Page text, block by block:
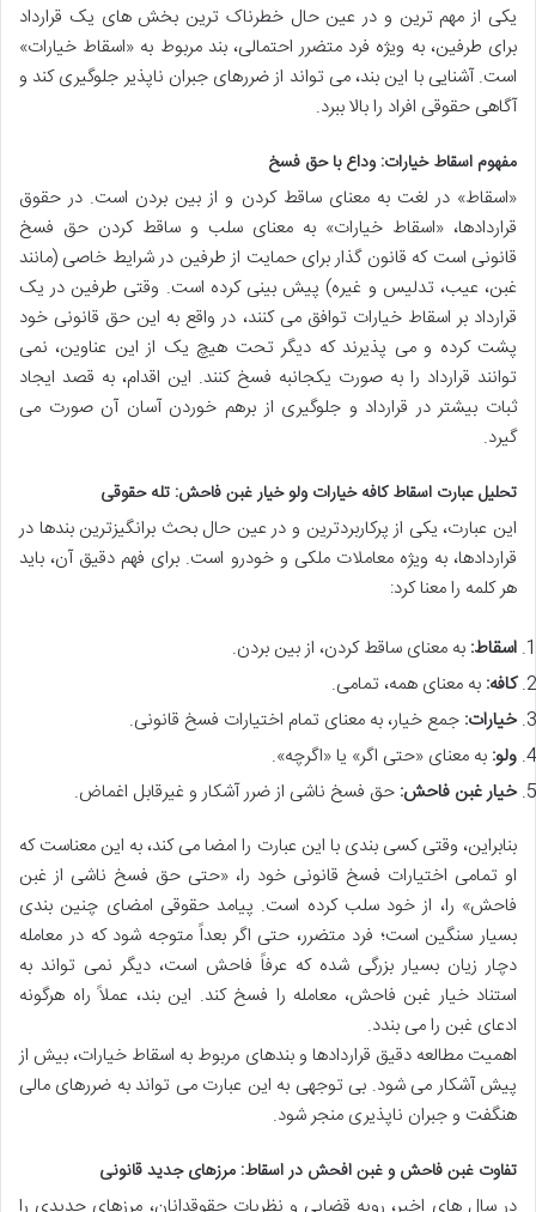
یکی از مهم ترین و در عین حال خطرناک ترین بخش های یک قرارداد
برای طرفین، به ویژه فرد متضرر احتمالی، بند مربوط به «اسقاط خیارات»
است. آشنایی با این بند، می تواند از ضررهای جبران ناپذیر جلوگیری کند و
آگاهی حقوقی افراد را بالا ببرد.
مفهوم اسقاط خیارات: وداع با حق فسخ
«اسقاط» در لغت به معنای ساقط کردن و از بین بردن است. در حقوق
قراردادها، «اسقاط خیارات» به معنای سلب و ساقط کردن حق فسخ
قانونی است که قانون گذار برای حمایت از طرفین در شرایط خاصی (مانند
غبن، عیب، تدلیس و غیره) پیش بینی کرده است. وقتی طرفین در یک
قرارداد بر اسقاط خیارات توافق می کنند، در واقع به این حق قانونی خود
پشت کرده و می پذیرند که دیگر تحت هیچ یک از این عناوین، نمی
توانند قرارداد را به صورت یکجانبه فسخ کنند. این اقدام، به قصد ایجاد
ثبات بیشتر در قرارداد و جلوگیری از برهم خوردن آسان آن صورت می
گیرد.
تحلیل عبارت اسقاط کافه خیارات ولو خیار غبن فاحش: تله حقوقی
این عبارت، یکی از پرکاربردترین و در عین حال بحث برانگیزترین بندها در
قراردادها، به ویژه معاملات ملکی و خودرو است. برای فهم دقیق آن، باید
هر کلمه را معنا کرد:
اسقاط: به معنای ساقط کردن، از بین بردن.
کافه: به معنای همه، تمامی.
خیارات: جمع خیار، به معنای تمام اختیارات فسخ قانونی.
ولو: به معنای «حتی اگر» یا «اگرچه».
خیار غبن فاحش: حق فسخ ناشی از ضرر آشکار و غیرقابل اغماض.
بنابراین، وقتی کسی بندی با این عبارت را امضا می کند، به این معناست که
او تمامی اختیارات فسخ قانونی خود را، «حتی حق فسخ ناشی از غبن
فاحش» را، از خود سلب کرده است. پیامد حقوقی امضای چنین بندی
بسیار سنگین است؛ فرد متضرر، حتی اگر بعداً متوجه شود که در معامله
دچار زیان بسیار بزرگی شده که عرفاً فاحش است، دیگر نمی تواند به
استناد خیار غبن فاحش، معامله را فسخ کند. این بند، عملاً راه هرگونه
ادعای غبن را می بندد.
اهمیت مطالعه دقیق قراردادها و بندهای مربوط به اسقاط خیارات، بیش از
پیش آشکار می شود. بی توجهی به این عبارت می تواند به ضررهای مالی
هنگفت و جبران ناپذیری منجر شود.
تفاوت غبن فاحش و غبن افحش در اسقاط: مرزهای جدید قانونی